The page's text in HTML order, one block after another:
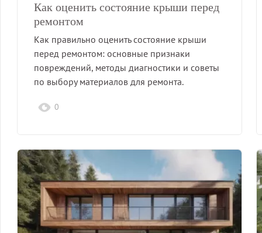
Как оценить состояние крыши перед
ремонтом
Как правильно оценить состояние крыши
перед ремонтом: основные признаки
повреждений, методы диагностики и советы
по выбору материалов для ремонта.
0